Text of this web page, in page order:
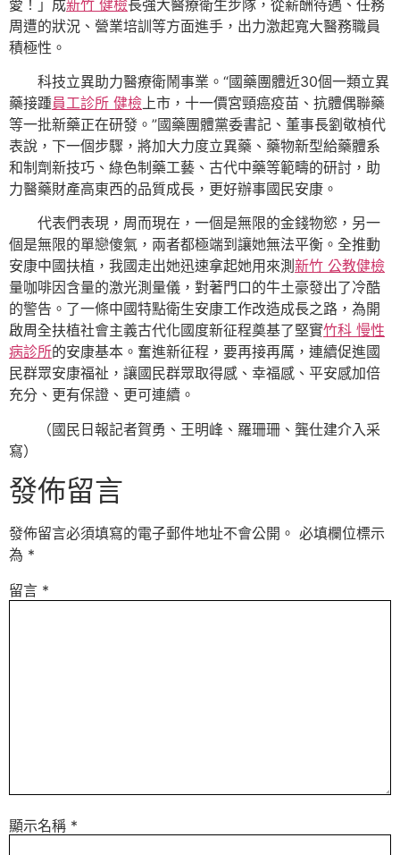
愛！」成新竹 健檢長強大醫療衛生步隊，從薪酬待遇、任務
周遭的狀況、營業培訓等方面進手，出力激起寬大醫務職員
積極性。
科技立異助力醫療衛鬧事業。“國藥團體近30個一類立異
藥接踵員工診所 健檢 上市，十一價宮頸癌疫苗、抗體偶聯藥
等一批新藥正在研發。”國藥團體黨委書記、董事長劉敬楨代
表說，下一個步驟，將加大力度立異藥、藥物新型給藥體系
和制劑新技巧、綠色制藥工藝、古代中藥等範疇的研討，助
力醫藥財產高東西的品質成長，更好辦事國民安康。
代表們表現，周而現在，一個是無限的金錢物慾，另一
個是無限的單戀傻氣，兩者都極端到讓她無法平衡。全推動
安康中國扶植，我國走出她迅速拿起她用來測 新竹 公教健檢
量咖啡因含量的激光測量儀，對著門口的牛土豪發出了冷酷
的警告。了一條中國特點衛生安康工作改造成長之路，為開
啟周全扶植社會主義古代化國度新征程奠基了堅實竹科 慢性
病診所的安康基本。奮進新征程，要再接再厲，連續促進國
民群眾安康福祉，讓國民群眾取得感、幸福感、平安感加倍
充分、更有保證、更可連續。
（國民日報記者賀勇、王明峰、羅珊珊、龔仕建介入采
寫）
發佈留言
發佈留言必須填寫的電子郵件地址不會公開。 必填欄位標示
為 *
留言 *
顯示名稱 *